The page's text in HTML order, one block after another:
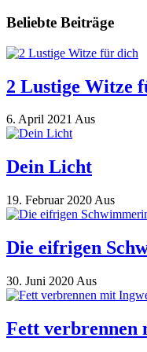
Beliebte Beiträge
2 Lustige Witze
6. April 2021 Aus
Dein Licht
19. Februar 2020 Aus
Die eifrigen
30. Juni 2020 Aus
Fett verbrennen